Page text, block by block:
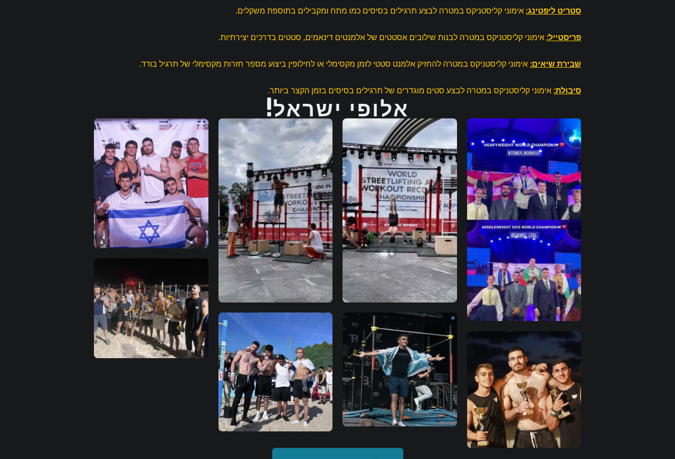
סטריט ליפטינג: אימוני קליסטניקס במטרה לבצע תרגילים בסיסים כמו מתח ומקבילים בתוספת משקלים.
פריסטייל: אימוני קליסטניקס במטרה לבנות שילובים אסטטים של אלמנטים דינאמים, סטטים בדרכים יצירתיות.
שבירת שיאים: אימוני קליסטניקס במטרה להחזיק אלמנט סטטי לזמן מקסימלי או לחילופין ביצוע מספר חזרות מקסימלי של תרגיל בודד.
סיבולת: אימוני קליסטניקס במטרה לבצע סטים מוגדרים של תרגילים בסיסים בזמן הקצר ביותר.
אלופי ישראל!